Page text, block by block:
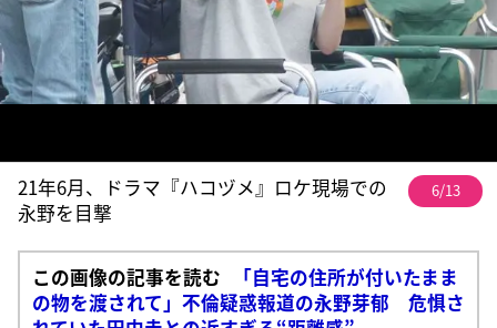
21年6月、ドラマ『ハコヅメ』ロケ現場での
永野を目撃
6/13
この画像の記事を読む
「自宅の住所が付いたまま
の物を渡されて」不倫疑惑報道の永野芽郁 危惧さ